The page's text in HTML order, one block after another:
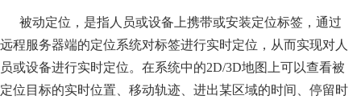
被动定位，是指人员或设备上携带或安装定位标签，通过
远程服务器端的定位系统对标签进行实时定位，从而实现对人
员或设备进行实时定位。在系统中的2D/3D地图上可以查看被
定位目标的实时位置、移动轨迹、进出某区域的时间、停留时